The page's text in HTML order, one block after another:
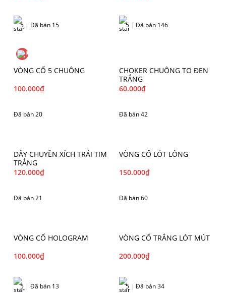
5 | Đã bán 15 5 | Đã bán 146
VÒNG CỔ 5 CHUÔNG
100.000₫
Đã bán 20
CHOKER CHUÔNG TO ĐEN
TRẮNG
60.000₫
Đã bán 42
DÂY CHUYỀN XÍCH TRÁI TIM
TRẮNG
120.000₫
Đã bán 21
VÒNG CỔ LÓT LÔNG
150.000₫
Đã bán 60
VÒNG CỔ HOLOGRAM
100.000₫
5 | Đã bán 13
VÒNG CỔ TRẮNG LÓT MÚT
200.000₫
5 | Đã bán 34